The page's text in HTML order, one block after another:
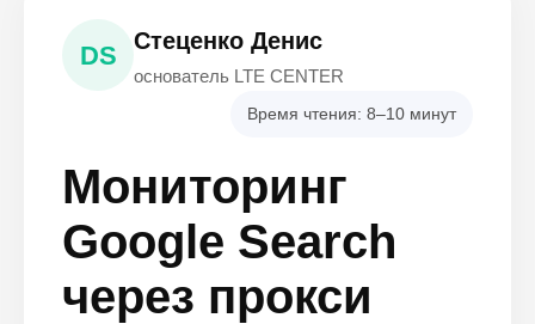
DS Стеценко Денис
основатель LTE CENTER
Время чтения: 8–10 минут
Мониторинг
Google Search
через прокси